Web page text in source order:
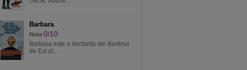
Barbara
Nota 0/10
Barbara este o doctorita din Berlinul
de Est al...